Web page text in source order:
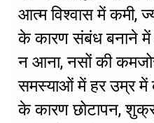
आत्म विश्वास में कमी,
के कारण संबंध बनाने
न आना, नसों की
समस्याओं में हर उम्र
के कारण छोटापन,